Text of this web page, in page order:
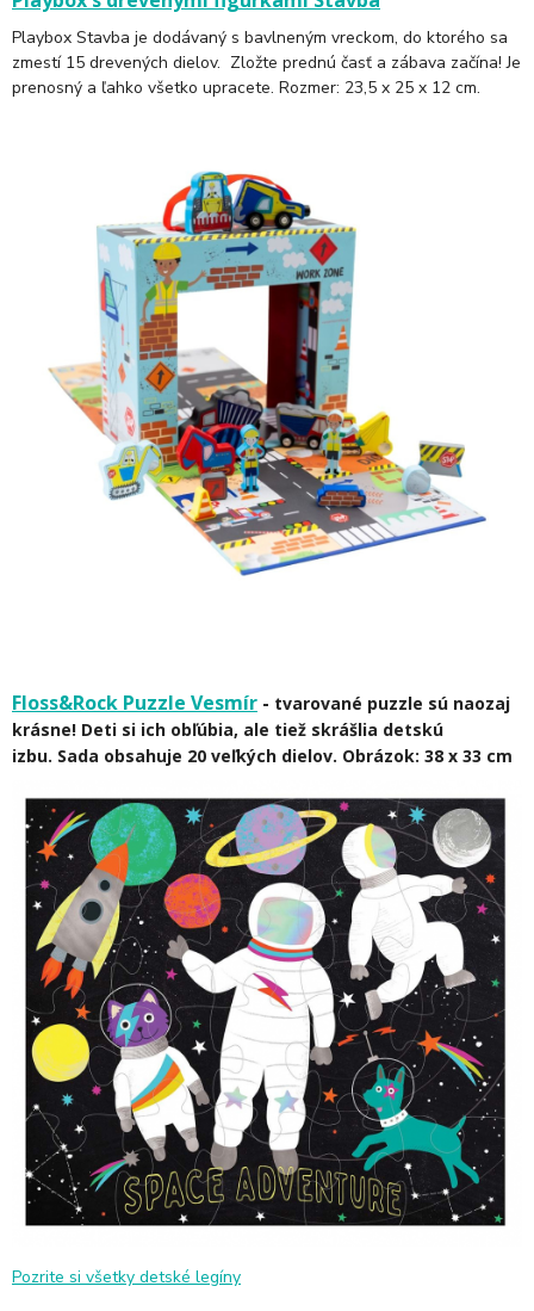
Playbox Stavba je dodávaný s bavlneným vreckom, do ktorého sa
zmestí 15 drevených dielov. Zložte prednú časť a zábava začína! Je
prenosný a ľahko všetko upracete. Rozmer: 23,5 x 25 x 12 cm.
Floss&Rock Puzzle Vesmír - tvarované puzzle sú naozaj
krásne! Deti si ich obľúbia, ale tiež skrášlia detskú
izbu. Sada obsahuje 20 veľkých dielov. Obrázok: 38 x 33 cm
Pozrite si všetky detské legíny